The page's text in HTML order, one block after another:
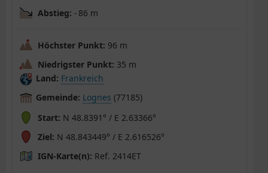
Abstieg: - 86 m
Höchster Punkt: 96 m
Niedrigster Punkt: 35 m
Land: Frankreich
Gemeinde: Lognes (77185)
Start: N 48.8391° / E 2.63366°
Ziel: N 48.843449° / E 2.616526°
IGN-Karte(n): Ref. 2414ET